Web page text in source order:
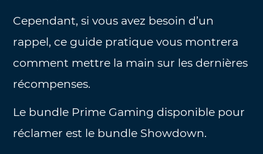
Cependant, si vous avez besoin d’un
rappel, ce guide pratique vous montrera
comment mettre la main sur les dernières
récompenses.
Le bundle Prime Gaming disponible pour
réclamer est le bundle Showdown.